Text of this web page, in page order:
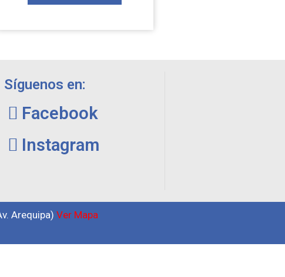
Síguenos en:
Facebook
Instagram
Arequipa) Ver Mapa